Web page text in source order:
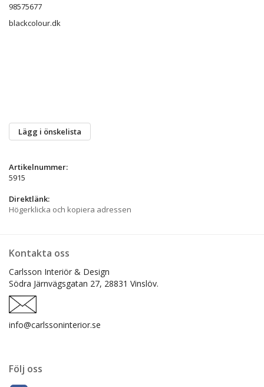
98575677
blackcolour.dk
Lägg i önskelista
Artikelnummer:
5915
Direktlänk:
Högerklicka och kopiera adressen
Kontakta oss
Carlsson Interiör & Design
Södra Järnvägsgatan 27, 28831 Vinslöv.
info@carlssoninterior.se
Följ oss